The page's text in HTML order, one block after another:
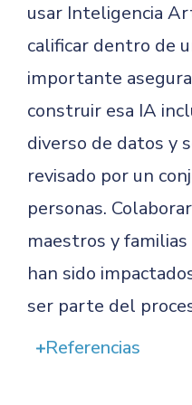
usar Inteligencia
calificar dentro de
importante
construir esa IA
diverso de datos y
revisado por un
personas.
maestros y
han sido
ser parte del
Referencias